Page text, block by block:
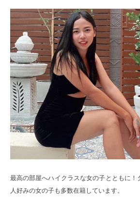
最高の部屋へハイクラスな女の子とともに！
人好みの女の子も多数在籍しています。